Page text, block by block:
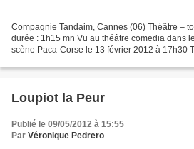
Compagnie Tandaim, Cannes (06) Théâtre –
durée : 1h15 mn Vu au théâtre comedia dans
scène Paca-Corse le 13 février 2012 à 17h30
Loupiot la Peur
Publié le 09/05/2012 à 15:55
Par Véronique Pedrero